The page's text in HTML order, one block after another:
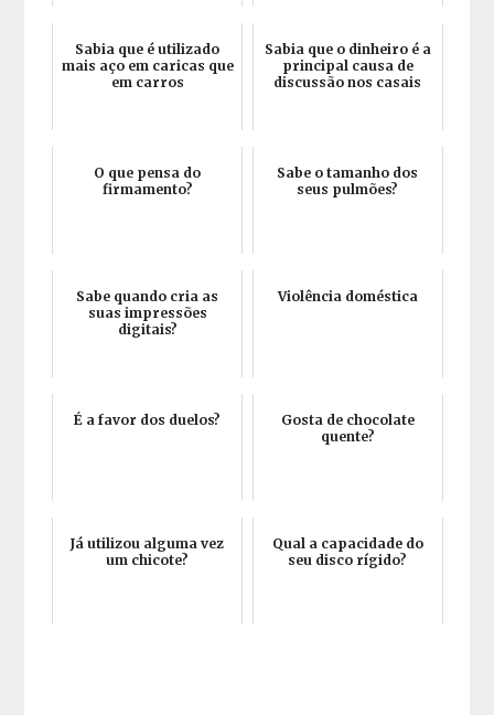
Sabia que é utilizado
mais aço em caricas que
em carros
Sabia que o dinheiro é a
principal causa de
discussão nos casais
O que pensa do
firmamento?
Sabe o tamanho dos
seus pulmões?
Sabe quando cria as
suas impressões
digitais?
Violência doméstica
É a favor dos duelos?
Gosta de chocolate
quente?
Já utilizou alguma vez
um chicote?
Qual a capacidade do
seu disco rígido?